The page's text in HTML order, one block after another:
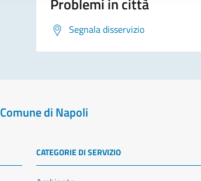
Segnala disservizio
Comune di Napoli
CATEGORIE DI SERVIZIO